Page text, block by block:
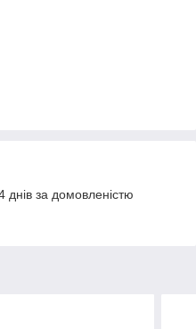
за домовленістю